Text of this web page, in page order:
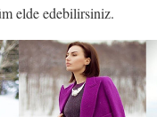
elde edebilirsiniz.